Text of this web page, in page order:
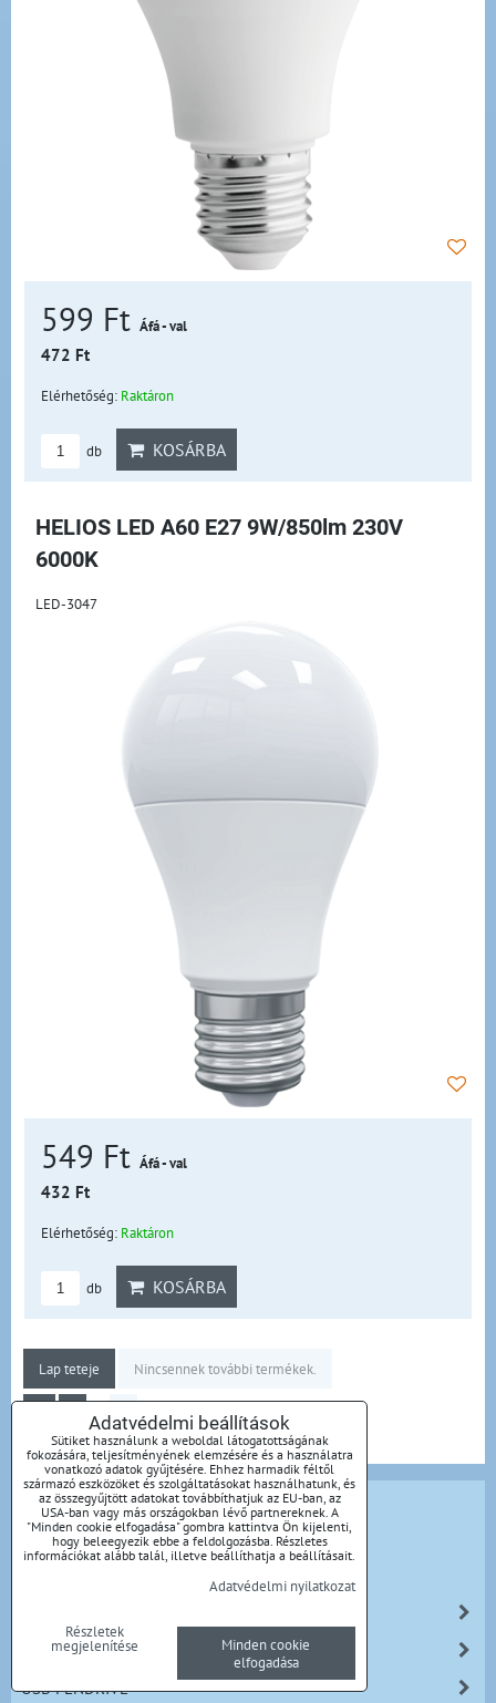
599 Ft Áfá - val
472 Ft
Elérhetőség: Raktáron
db KOSÁRBA
HELIOS LED A60 E27 9W/850lm 230V
6000K
LED-3047
549 Ft Áfá - val
432 Ft
Elérhetőség: Raktáron
db KOSÁRBA
Lap teteje Nincsennek további termékek.
AJÁNDÉK TIPPEK
AKCIÓK
MEMÓRIAKÁRTYA
USB PENDRIVE
Adatvédelmi beállítások
Sütiket használunk a weboldal látogatottságának
fokozására, teljesítményének elemzésére és a használatra
vonatkozó adatok gyűjtésére. Ehhez harmadik féltől
származó eszközöket és szolgáltatásokat használhatunk, és
az összegyűjtött adatokat továbbíthatjuk az EU-ban, az
USA-ban vagy más országokban lévő partnereknek. A
"Minden cookie elfogadása" gombra kattintva Ön kijelenti,
hogy beleegyezik ebbe a feldolgozásba. Részletes
információkat alább talál, illetve beállíthatja a beállításait.
Adatvédelmi nyilatkozat
Részletek
megjelenítése
Minden cookie
elfogadása